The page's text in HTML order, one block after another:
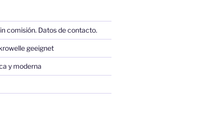
comisión. Datos de contacto.
geeignet
y moderna